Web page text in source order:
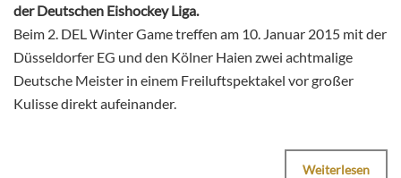
der Deutschen Eishockey Liga.
Beim 2. DEL Winter Game treffen am 10. Januar 2015 mit der
Düsseldorfer EG und den Kölner Haien zwei achtmalige
Deutsche Meister in einem Freiluftspektakel vor großer
Kulisse direkt aufeinander.
Weiterlesen